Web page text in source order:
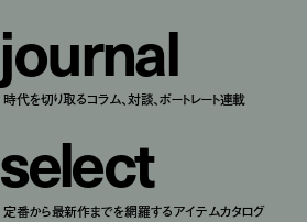
journal
時代を切り取るコラム、対談、ポートレート連載
select
定番から最新作までを網羅するアイテムカタログ